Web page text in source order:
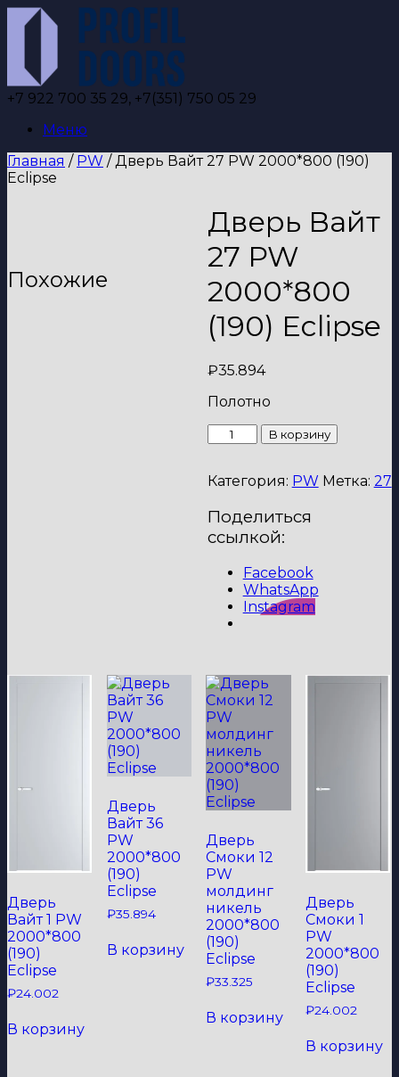
Перейти
содержанию
+7 922 700 35 29, +7(351) 750 05 29
Меню
Главная / PW / Дверь Вайт 27 PW 2000*800 (190)
Eclipse
Дверь Вайт
27 PW
2000*800
(190) Eclipse
₽35.894
Полотно
Количество
товара
Вайт
PW
2000*800
Eclipse
В корзину
Категория: PW Метка: 27
Поделиться
ссылкой:
Facebook
WhatsApp
Instagram
Похожие
Дверь
Вайт 1 PW
2000*800
(190)
Eclipse
₽24.002
В корзину
Дверь
Вайт 36
PW
2000*800
(190)
Eclipse
₽35.894
В корзину
Дверь
Смоки 12
PW
молдинг
никель
2000*800
(190)
Eclipse
₽33.325
В корзину
Дверь
Смоки 1
PW
2000*800
(190)
Eclipse
₽24.002
В корзину